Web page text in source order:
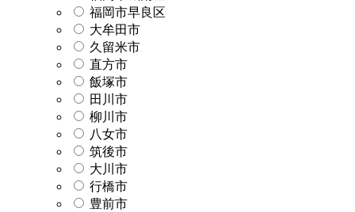
福岡市早良区
大牟田市
久留米市
直方市
飯塚市
田川市
柳川市
八女市
筑後市
大川市
行橋市
豊前市